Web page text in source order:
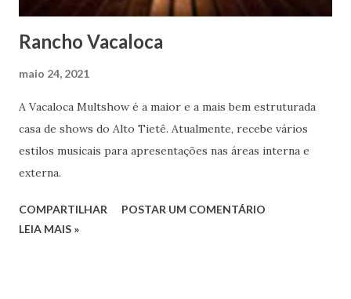
Rancho Vacaloca
maio 24, 2021
A Vacaloca Multshow é a maior e a mais bem estruturada
casa de shows do Alto Tietê. Atualmente, recebe vários
estilos musicais para apresentações nas áreas interna e
externa.
COMPARTILHAR
POSTAR UM COMENTÁRIO
LEIA MAIS »